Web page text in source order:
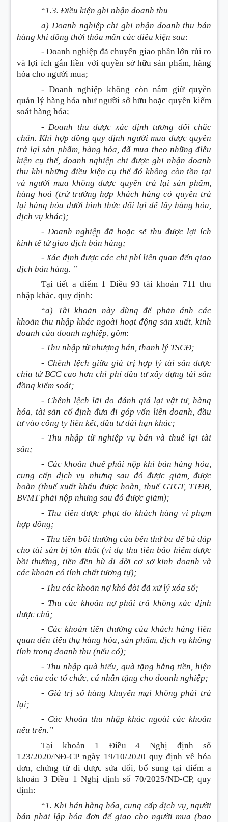
“1.3. Điều kiện ghi nhận doanh thu
a) Doanh nghiệp chỉ ghi nhận doanh thu bán
hàng khi đồng thời thỏa mãn các điều kiện sau:
- Doanh nghiệp đã chuyển giao phần lớn rủi ro
và lợi ích gắn liền với quyền sở hữu sản phẩm, hàng
hóa cho người mua;
- Doanh nghiệp không còn nắm giữ quyền
quản lý hàng hóa như người sở hữu hoặc quyền kiểm
soát hàng hóa;
- Doanh thu được xác định tương đối chắc
chắn. Khi hợp đồng quy định người mua được quyền
trả lại sản phẩm, hàng hóa, đã mua theo những điều
kiện cụ thể, doanh nghiệp chỉ được ghi nhận doanh
thu khi những điều kiện cụ thể đó không còn tồn tại
và người mua không được quyền trả lại sản phẩm,
hàng hoá (trừ trường hợp khách hàng có quyền trả
lại hàng hóa dưới hình thức đổi lại để lấy hàng hóa,
dịch vụ khác);
- Doanh nghiệp đã hoặc sẽ thu được lợi ích
kinh tế từ giao dịch bán hàng;
- Xác định được các chi phí liên quan đến giao
dịch bán hàng. ’’
Tại tiết a điểm 1 Điều 93 tài khoản 711 thu
nhập khác, quy định:
“a) Tài khoản này dùng để phản ánh các
khoản thu nhập khác ngoài hoạt động sản xuất, kinh
doanh của doanh nghiệp, gồm:
- Thu nhập từ nhượng bán, thanh lý TSCĐ;
- Chênh lệch giữa giá trị hợp lý tài sản được
chia từ BCC cao hơn chi phí đầu tư xây dựng tài sản
đồng kiểm soát;
- Chênh lệch lãi do đánh giá lại vật tư, hàng
hóa, tài sản cố định đưa đi góp vốn liên doanh, đầu
tư vào công ty liên kết, đầu tư dài hạn khác;
- Thu nhập từ nghiệp vụ bán và thuê lại tài
sản;
- Các khoản thuế phải nộp khi bán hàng hóa,
cung cấp dịch vụ nhưng sau đó được giảm, được
hoàn (thuế xuất khẩu được hoàn, thuế GTGT, TTĐB,
BVMT phải nộp nhưng sau đó được giảm);
- Thu tiền được phạt do khách hàng vi phạm
hợp đồng;
- Thu tiền bồi thường của bên thứ ba để bù đắp
cho tài sản bị tổn thất (ví dụ thu tiền bảo hiểm được
bồi thường, tiền đền bù di dời cơ sở kinh doanh và
các khoản có tính chất tương tự);
- Thu các khoản nợ khó đòi đã xử lý xóa sổ;
- Thu các khoản nợ phải trả không xác định
được chủ;
- Các khoản tiền thưởng của khách hàng liên
quan đến tiêu thụ hàng hóa, sản phẩm, dịch vụ không
tính trong doanh thu (nếu có);
- Thu nhập quà biếu, quà tặng bằng tiền, hiện
vật của các tổ chức, cá nhân tặng cho doanh nghiệp;
- Giá trị số hàng khuyến mại không phải trả
lại;
- Các khoản thu nhập khác ngoài các khoản
nêu trên.”
Tại khoản 1 Điều 4 Nghị định số
123/2020/NĐ-CP ngày 19/10/2020 quy định về hóa
đơn, chứng từ đi được sửa đổi, bổ sung tại điểm a
khoản 3 Điều 1 Nghị định số 70/2025/NĐ-CP, quy
định:
“1. Khi bán hàng hóa, cung cấp dịch vụ, người
bán phải lập hóa đơn để giao cho người mua (bao